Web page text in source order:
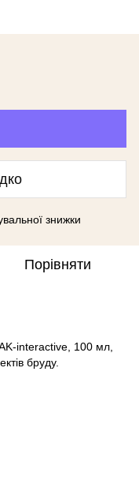
знижки
Порівняти
interactive, 100 мл,
бруду.